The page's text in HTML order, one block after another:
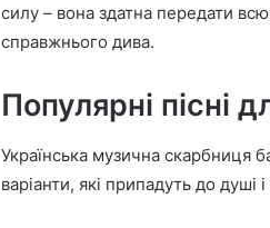
a
силу – вона здатна передати
справжнього дива.
Популярні пісні
Українська музична скарбниця
варіанти, які припадуть до душі